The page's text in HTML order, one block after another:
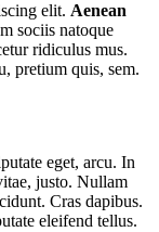
elit. Aenean
sociis natoque
ridiculus mus.
pretium quis, sem.
eget, arcu. In
justo. Nullam
Cras dapibus.
eleifend tellus.